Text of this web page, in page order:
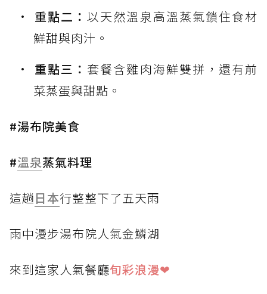
重點二：以天然溫泉高溫蒸氣鎖住食材
鮮甜與肉汁。
重點三： 套餐含雞肉海鮮雙拼，還有前
菜蒸蛋與甜點。
#湯布院美食
#溫泉蒸氣料理
這趟日本行整整下了五天雨
雨中漫步湯布院人氣金鱗湖
來到這家人氣餐廳旬彩浪漫❤